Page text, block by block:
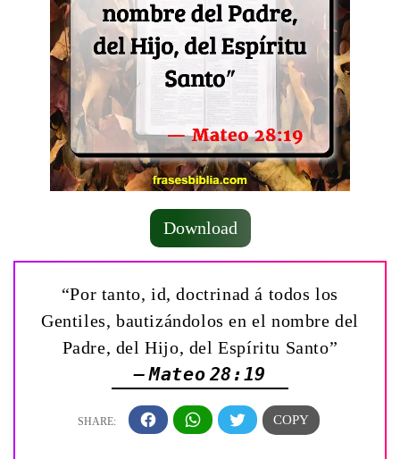
Download
“Por tanto, id, doctrinad á todos los
Gentiles, bautizándolos en el nombre del
Padre, del Hijo, del Espíritu Santo”
— Mateo 28:19